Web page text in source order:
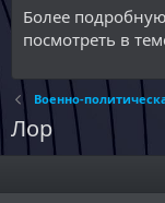
Более
посмотреть в
Военно-
Лор